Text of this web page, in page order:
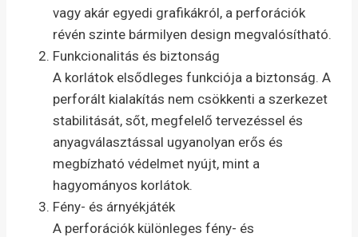
vagy akár egyedi grafikákról, a perforációk
révén szinte bármilyen design megvalósítható.​
Funkcionalitás és biztonság
A korlátok elsődleges funkciója a biztonság. A
perforált kialakítás nem csökkenti a szerkezet
stabilitását, sőt, megfelelő tervezéssel és
anyagválasztással ugyanolyan erős és
megbízható védelmet nyújt, mint a
hagyományos korlátok.​
Fény- és árnyékjáték
A perforációk különleges fény- és